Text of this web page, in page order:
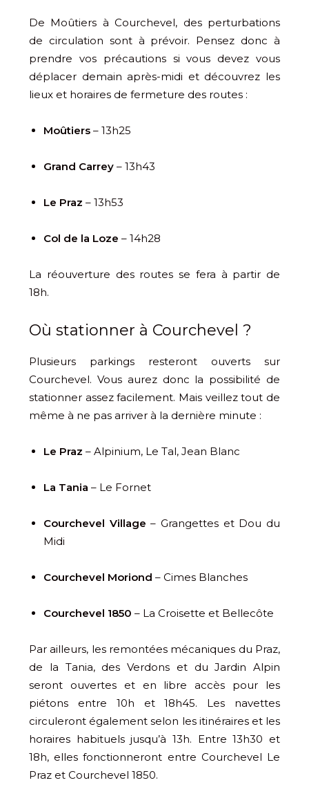
De Moûtiers à Courchevel, des perturbations
de circulation sont à prévoir. Pensez donc à
prendre vos précautions si vous devez vous
déplacer demain après-midi et découvrez les
lieux et horaires de fermeture des routes :
Moûtiers – 13h25
Grand Carrey – 13h43
Le Praz – 13h53
Col de la Loze – 14h28
La réouverture des routes se fera à partir de
18h.
Où stationner à Courchevel ?
Plusieurs parkings resteront ouverts sur
Courchevel. Vous aurez donc la possibilité de
stationner assez facilement. Mais veillez tout de
même à ne pas arriver à la dernière minute :
Le Praz – Alpinium, Le Tal, Jean Blanc
La Tania – Le Fornet
Courchevel Village – Grangettes et Dou du
Midi
Courchevel Moriond – Cimes Blanches
Courchevel 1850 – La Croisette et Bellecôte
Par ailleurs, les remontées mécaniques du Praz,
de la Tania, des Verdons et du Jardin Alpin
seront ouvertes et en libre accès pour les
piétons entre 10h et 18h45. Les navettes
circuleront également selon les itinéraires et les
horaires habituels jusqu’à 13h. Entre 13h30 et
18h, elles fonctionneront entre Courchevel Le
Praz et Courchevel 1850.